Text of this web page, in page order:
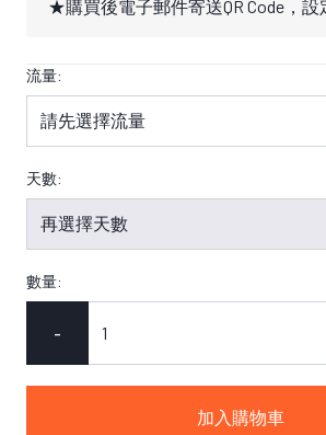
★購買後電子郵件寄送QR Code，
流量:
天數:
數量:
-
加入購物車